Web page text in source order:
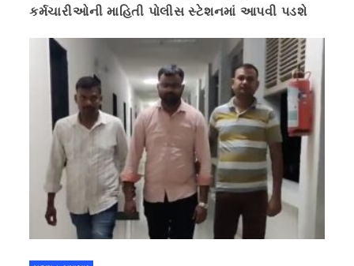
કર્મચારીઓની માહિતી પોલીસ સ્ટેશનમાં આપવી પડશે